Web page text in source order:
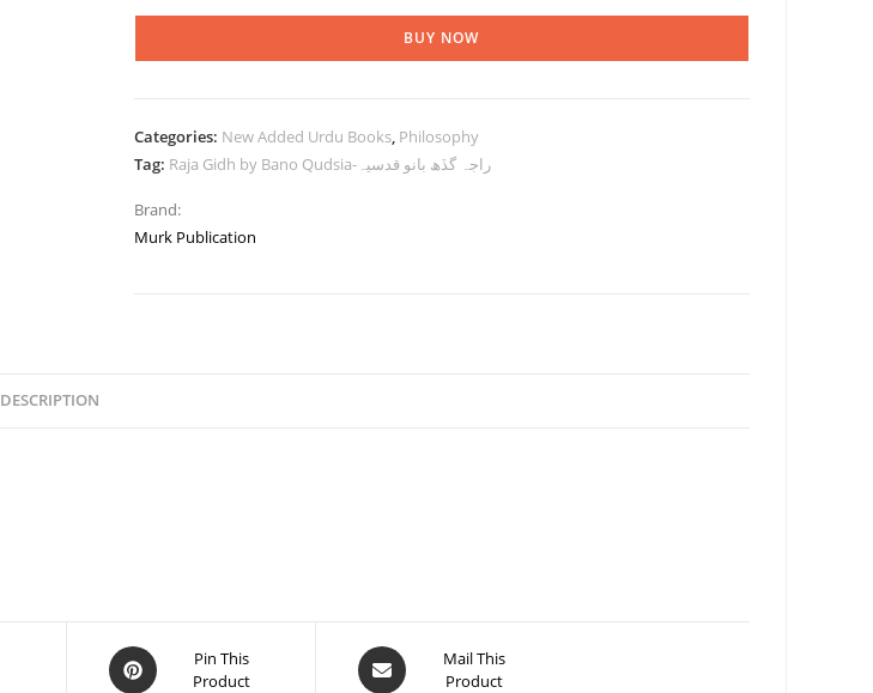
BUY NOW
Categories: New Added Urdu Books, Philosophy
Tag:
Raja Gidh by Bano Qudsia-راجہ گڏھ بانو قدسیہ
Brand:
Murk Publication
DESCRIPTION
Pin This
Product
Mail This
Product